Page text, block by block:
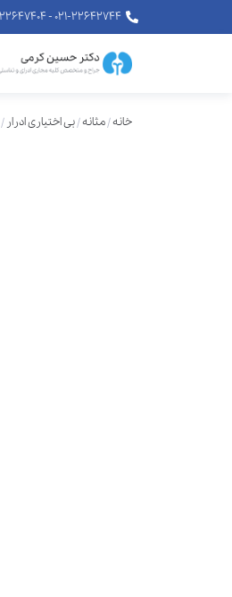
۰۲۱-۲۲۶۴۲۷۴۴ - ۰۲۱-۲۲۶۴۷۴۰۴
خانه/مثانه/بی اختیاری ادرار /